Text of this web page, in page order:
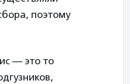
поэтому
— это то